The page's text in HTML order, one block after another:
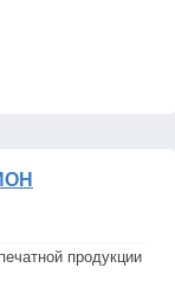
продукции